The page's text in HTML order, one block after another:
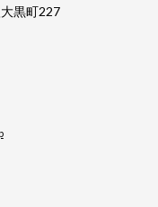
黒町227